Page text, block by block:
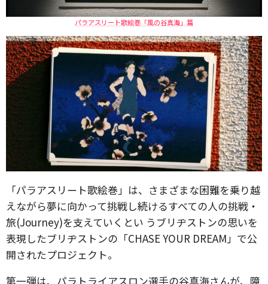
パラアスリート歌絵巻「風の谷真海」篇
「パラアスリート歌絵巻」は、さまざまな困難を乗り越
えながら夢に向かって挑戦し続けるすべての人の挑戦・
旅(Journey)を支えていくとい うブリヂストンの思いを
表現したブリヂストンの「CHASE YOUR DREAM」で公
開されたプロジェクト。
第一弾は、パラトライアスロン選手の谷真海さんが、障